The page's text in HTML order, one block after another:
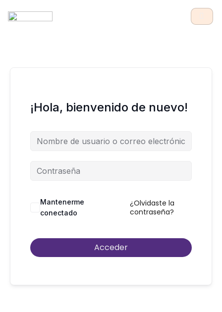
contenido
¡Hola, bienvenido de nuevo!
Mantenerme
conectado
¿Olvidaste la
contraseña?
Acceder